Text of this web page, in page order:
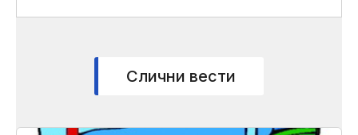
Слични вести